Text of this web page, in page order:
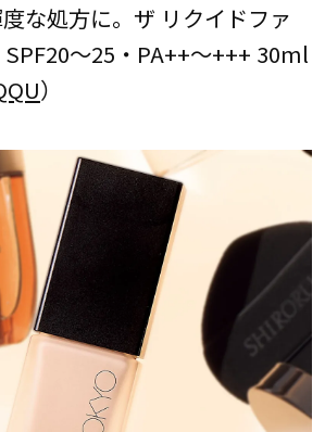
な処方に。ザ リクイドファ
〜25・PA++〜+++ 30ml
）